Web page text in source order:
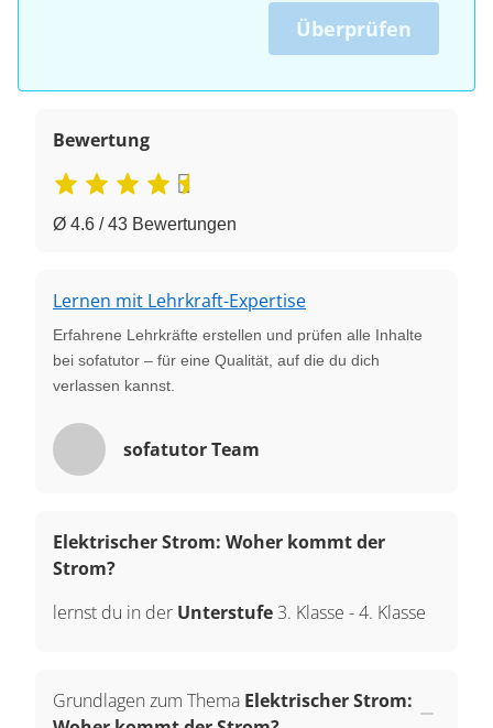
Überprüfen
Bewertung
Ø 4.6 / 43 Bewertungen
Lernen mit Lehrkraft-Expertise
Erfahrene Lehrkräfte erstellen und prüfen alle Inhalte
bei sofatutor – für eine Qualität, auf die du dich
verlassen kannst.
sofatutor Team
Elektrischer Strom: Woher kommt der
Strom?
lernst du in der Unterstufe 3. Klasse -4. Klasse
Grundlagen zum Thema Elektrischer Strom: